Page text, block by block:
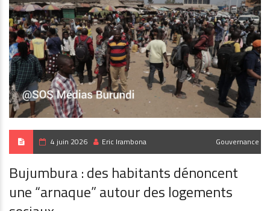
4 juin 2026 Eric Irambona Gouvernance
Bujumbura : des habitants dénoncent
une “arnaque” autour des logements